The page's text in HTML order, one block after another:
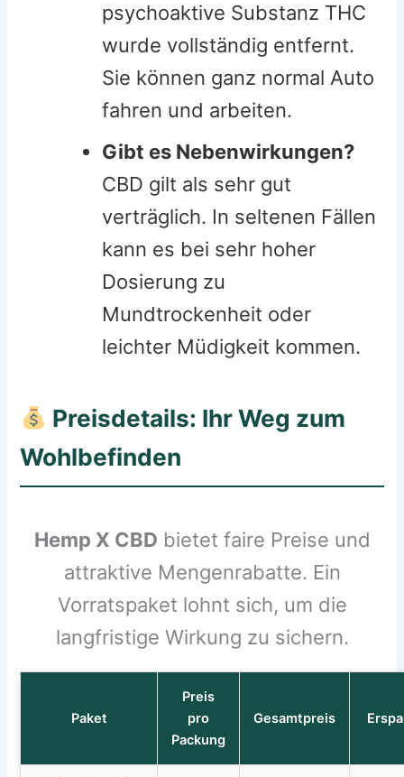
psychoaktive Substanz THC
wurde vollständig entfernt.
Sie können ganz normal Auto
fahren und arbeiten.
Gibt es Nebenwirkungen?
CBD gilt als sehr gut
verträglich. In seltenen Fällen
kann es bei sehr hoher
Dosierung zu
Mundtrockenheit oder
leichter Müdigkeit kommen.
Preisdetails: Ihr Weg zum
Wohlbefinden
Hemp X CBD bietet faire Preise und
attraktive Mengenrabatte. Ein
Vorratspaket lohnt sich, um die
langfristige Wirkung zu sichern.
Paket
Preis
pro
Packung
Gesamtpreis